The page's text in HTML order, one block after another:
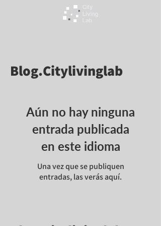
Blog.Citylivinglab
Aún no hay ninguna
entrada publicada
en este idioma
Una vez que se publiquen
entradas, las verás aquí.